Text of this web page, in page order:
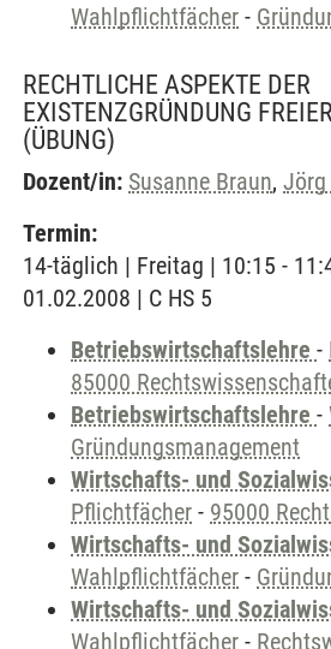
Wahlpflichtfächer -
RECHTLICHE ASPEKTE DER
EXISTENZGRÜNDUNG
(ÜBUNG)
Dozent/in: Susanne Braun, Jörg
Termin:
14-täglich | Freitag | 10:15 -
01.02.2008 | C HS 5
Betriebswirtschaftslehre -
85000
Betriebswirtschaftslehre -
Gründungsmanagement
Wirtschafts- und
Pflichtfächer - 95000
Wirtschafts- und
Wahlpflichtfächer -
Wirtschafts- und
Wahlpflichtfächer -